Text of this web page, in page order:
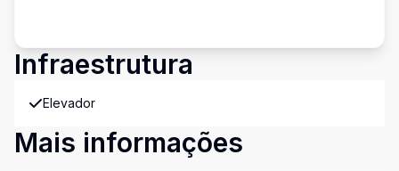
Infraestrutura
Elevador
Mais informações